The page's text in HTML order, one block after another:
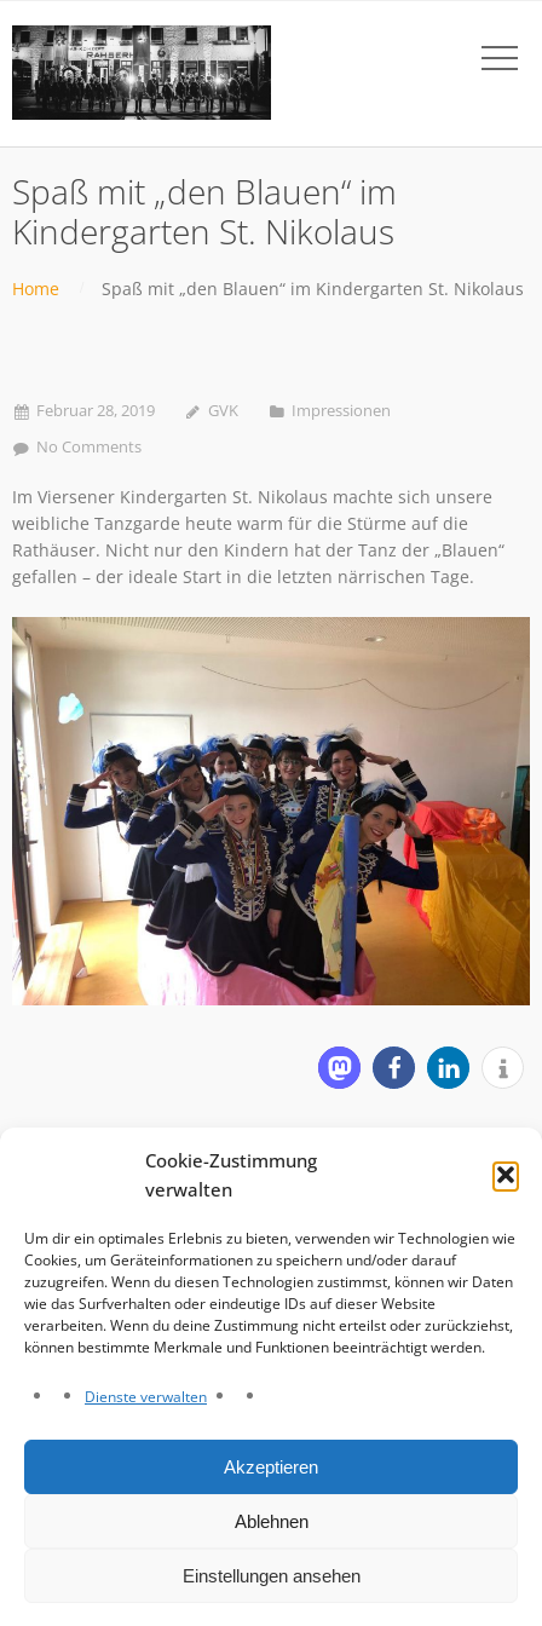
Cookie-Zustimmung
verwalten
Um dir ein optimales Erlebnis zu bieten, verwenden wir Technologien wie
Cookies, um Geräteinformationen zu speichern und/oder darauf
zuzugreifen. Wenn du diesen Technologien zustimmst, können wir Daten
wie das Surfverhalten oder eindeutige IDs auf dieser Website
verarbeiten. Wenn du deine Zustimmung nicht erteilst oder zurückziehst,
können bestimmte Merkmale und Funktionen beeinträchtigt werden.
Dienste verwalten
Akzeptieren
Ablehnen
Einstellungen ansehen
Spaß mit „den Blauen“ im
Kindergarten St. Nikolaus
Home Spaß mit „den Blauen“ im Kindergarten St. Nikolaus
Februar 28, 2019 GVK
Impressionen
No Comments
Im Viersener Kindergarten St. Nikolaus machte sich unsere
weibliche Tanzgarde heute warm für die Stürme auf die
Rathäuser. Nicht nur den Kindern hat der Tanz der „Blauen“
gefallen – der ideale Start in die letzten närrischen Tage.